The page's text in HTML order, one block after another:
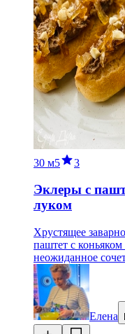
30 м5 3
Эклеры с
луком
Хрустящее
паштет с
неожиданное
Елена